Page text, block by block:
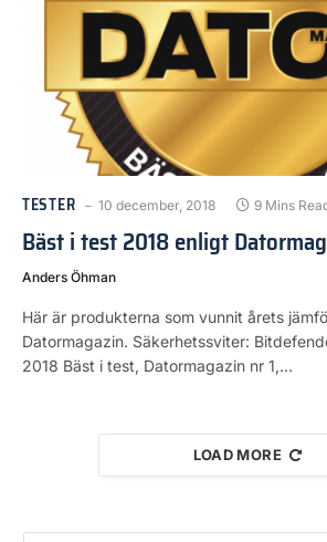
TESTER 10 december, 2018 9 Mins
Bäst i test 2018 enligt
Anders Öhman
Här är produkterna som vunnit årets
Datormagazin. Säkerhetssviter:
2018 Bäst i test, Datormagazin nr 1,…
LOAD MORE